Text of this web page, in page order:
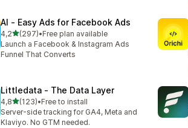
AI ‑ Easy Ads for Facebook Ads
4,25 yıldız üzerinden
(297)
toplam 297 değerlendirme
•Free plan available
Launch a Facebook & Instagram Ads
Funnel That Converts
Littledata ‑ The Data Layer
4,85 yıldız üzerinden
(123)
toplam 123 değerlendirme
•Free to install
Server-side tracking for GA4, Meta and
Klaviyo. No GTM needed.